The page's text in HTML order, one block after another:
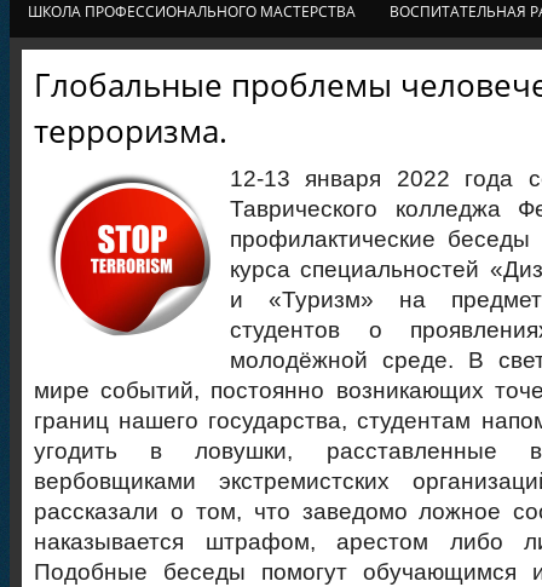
ШКОЛА ПРОФЕССИОНАЛЬНОГО МАСТЕРСТВА ВОСПИТАТЕЛЬНАЯ
Глобальные проблемы
терроризма.
12-13 января 2022 года
Таврического колледжа
профилактические
курса специальностей
и «Туризм» на
студентов о
молодёжной среде. В
мире событий, постоянно возникающих
границ нашего государства, студентам
угодить в ловушки, расставленные
вербовщиками экстремистских
рассказали о том, что заведомо ложное
наказывается штрафом, арестом либо
Подобные беседы помогут обучающимся